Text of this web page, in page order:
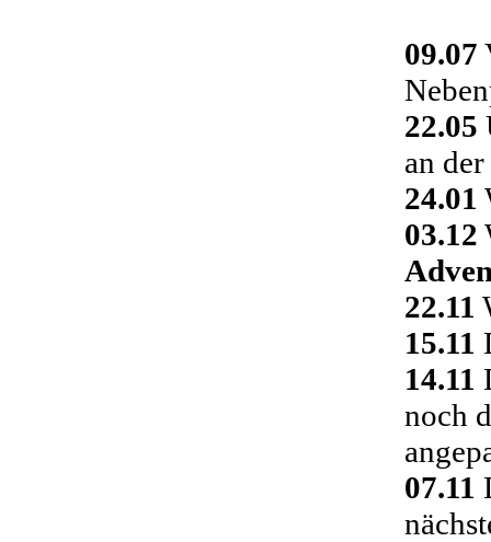
09.07
22.05
an
24.01
03.12
22.11
15.11
14.11
noch
07.11